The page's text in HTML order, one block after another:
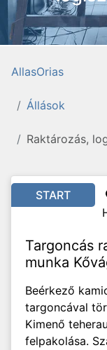
AllasOrias
Állások
Raktározás,
START
Targoncás
munka
Beérkező
targoncával
Kimenő
felpakolása.